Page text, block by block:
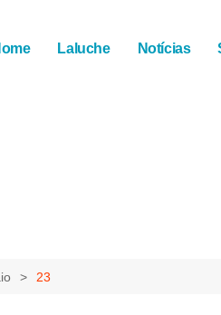
Laluche Notícias
23